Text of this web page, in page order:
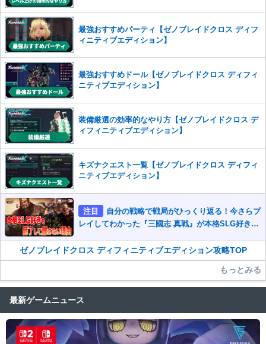
また、過度な利用規約の違反や、弊社に損害の及ぶ内容の書き込みがあ
った場合は、法的措置をとらせていただく場合もございますので、あら
かじめご理解くださいませ。最強おすすめパーティ【ゼノブレイドクロス ディフ
ィニティブエディション】
最強おすすめドール【ゼノブレイドクロス ディフィ
ニティブエディション】
装備厳選の効率的なやり方【ゼノブレイドクロス デ
ィフィニティブエディション】
キズナクエスト一覧【ゼノブレイドクロス ディフィ
ニティブエディション】
注目
自分の戦略で戦局がひっくり返る！今さらプ
レイしてわかった『三國志 真戦』が本格SLG好きを
ゼノブレイドクロス ディフィニティブエディション攻略TOP
もっとみる
最新ゲームニュース